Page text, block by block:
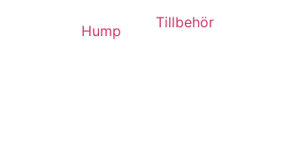
Hump Tillbehör